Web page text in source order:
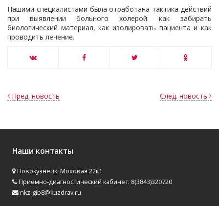
Нашими специалистами была отработана тактика действий
при выявлении больного холерой: как забирать
биологический материал, как изолировать пациента и как
проводить лечение.
След. новость
Пред. новость
Наши контакты
Новокузнецк, Моховая 22к1
Приёмно-диагностический кабинет: 8(3843)320720
nkz-gib8@kuzdrav.ru